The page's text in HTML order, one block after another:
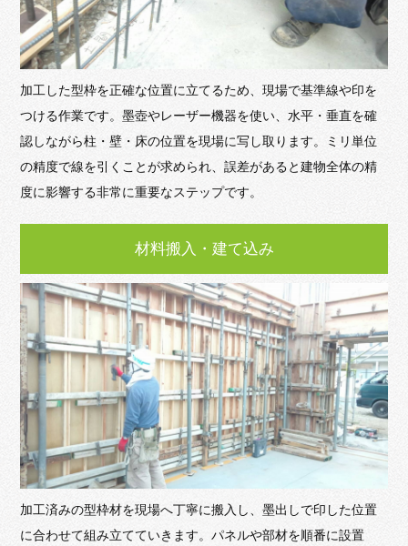
加工した型枠を正確な位置に立てるため、現場で基準線や印を
つける作業です。墨壺やレーザー機器を使い、水平・垂直を確
認しながら柱・壁・床の位置を現場に写し取ります。ミリ単位
の精度で線を引くことが求められ、誤差があると建物全体の精
度に影響する非常に重要なステップです。
材料搬入・建て込み
加工済みの型枠材を現場へ丁寧に搬入し、墨出しで印した位置
に合わせて組み立てていきます。パネルや部材を順番に設置